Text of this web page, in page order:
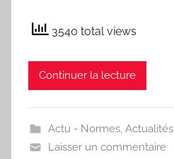
3540 total views
Continuer la lecture
Actu - Normes, Actualités
Laisser un commentaire